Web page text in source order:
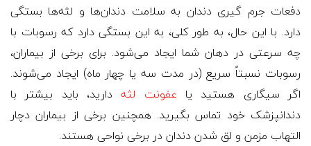
دفعات جرم گیری دندان به سلامت دندان‌ها و لثه‌ها بستگی
دارد. با این حال، به طور کلی، به این بستگی دارد که رسوبات با
چه سرعتی در دهان شما ایجاد می‌شود. برای برخی از بیماران،
رسوبات نسبتاً سریع (در مدت سه یا چهار ماه) ایجاد می‌شوند.
اگر سیگاری هستید یا عفونت لثهدارید، باید بیشتر با
دندانپزشک خود تماس بگیرید. همچنین برخی از بیماران دچار
التهاب مزمن و لق شدن دندان در برخی نواحی هستند.